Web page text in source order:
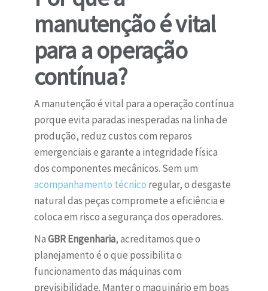
manutenção é vital
para a operação
contínua?
A manutenção é vital para a operação contínua
porque evita paradas inesperadas na linha de
produção, reduz custos com reparos
emergenciais e garante a integridade física
dos componentes mecânicos. Sem um
acompanhamento técnico regular, o desgaste
natural das peças compromete a eficiência e
coloca em risco a segurança dos operadores.
NaGBR Engenharia, acreditamos que o
planejamento é o que possibilita o
funcionamento das máquinas com
previsibilidade. Manter o maquinário em boas